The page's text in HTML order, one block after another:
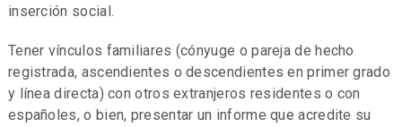
inserción social.
Tener vínculos familiares (cónyuge o pareja de hecho
registrada, ascendientes o descendientes en primer grado
y línea directa) con otros extranjeros residentes o con
españoles, o bien, presentar un informe que acredite su